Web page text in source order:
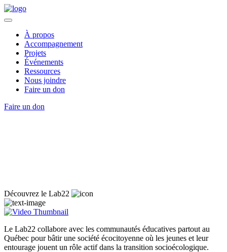
À propos
Accompagnement
Projets
Événements
Ressources
Nous joindre
Faire un don
Faire un don
Découvrez le Lab22
Le Lab22 collabore avec les communautés éducatives partout au
Québec pour bâtir une société écocitoyenne où les jeunes et leur
entourage jouent un rôle actif dans la transition socioécologique.